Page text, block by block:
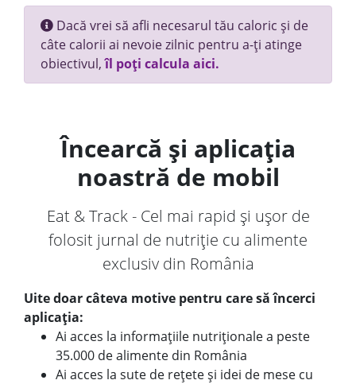
Dacă vrei să afli necesarul tău caloric și de
câte calorii ai nevoie zilnic pentru a-ți atinge
obiectivul,îl poți calcula aici.
Încearcă și aplicația
noastră de mobil
Eat & Track - Cel mai rapid și ușor de
folosit jurnal de nutriție cu alimente
exclusiv din România
Uite doar câteva motive pentru care să încerci
aplicația:
Ai acces la informațiile nutriționale a peste
35.000 de alimente din România
Ai acces la sute de rețete și idei de mese cu